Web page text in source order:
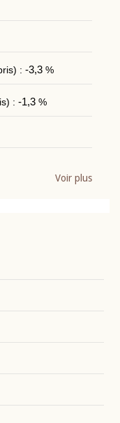
: -3,3%
: -1,3%
Voir plus